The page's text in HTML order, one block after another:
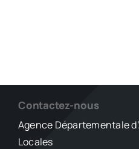
Contactez-nous
Agence Départementale
Locales